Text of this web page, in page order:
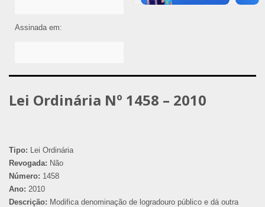
Assinada em:
Lei Ordinária Nº 1458 – 2010
Tipo: Lei Ordinária
Revogada: Não
Número: 1458
Ano: 2010
Descrição: Modifica denominação de logradouro público e dá outra